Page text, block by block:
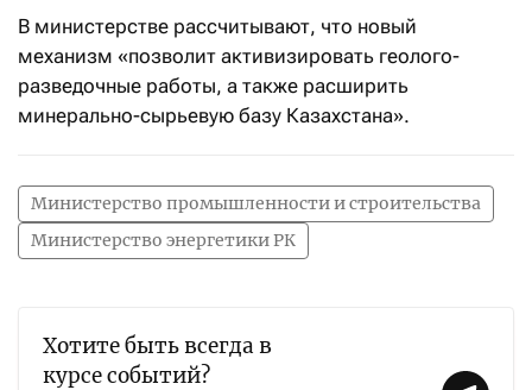
В министерстве рассчитывают, что новый
механизм «позволит активизировать геолого-
разведочные работы, а также расширить
минерально-сырьевую базу Казахстана».
Министерство промышленности и строительства
Министерство энергетики РК
Хотите быть всегда в
курсе событий?